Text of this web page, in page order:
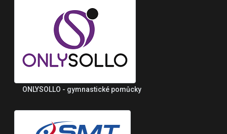
ONLYSOLLO - gymnastické pomůcky